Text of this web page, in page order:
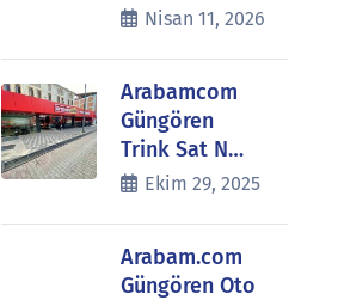
Nisan 11, 2026
Arabamcom
Güngören
Trink Sat N…
Ekim 29, 2025
Arabam.com
Güngören Oto